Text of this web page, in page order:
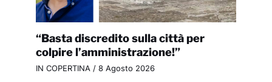
“Basta discredito sulla città per
colpire l’amministrazione!”
IN COPERTINA / 8 Agosto 2026